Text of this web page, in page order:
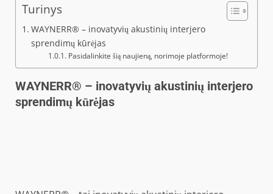
Turinys
WAYNERR®️ – inovatyvių akustinių interjero
sprendimų kūrėjas
Pasidalinkite šią naujieną, norimoje platformoje!
WAYNERR®️ – inovatyvių akustinių interjero
sprendimų kūrėjas